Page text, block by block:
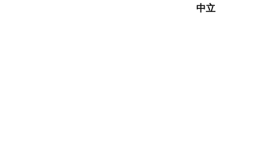
中立